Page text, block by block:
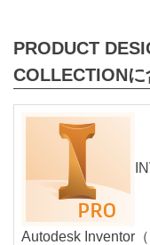
PRODUCT
COLLECTION
Autodesk Inventor